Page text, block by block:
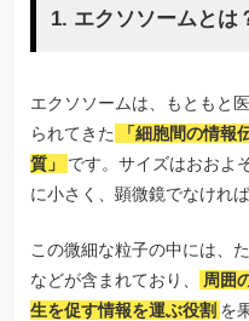
1. エクソソームとは
エクソソームは、もともと
られてきた
「細胞間の情
質」
です。サイズはおおよ
に小さく、顕微鏡でなけれ
この微細な粒子の中には、
などが含まれており、
周囲
生を促す情報を運ぶ役割 を